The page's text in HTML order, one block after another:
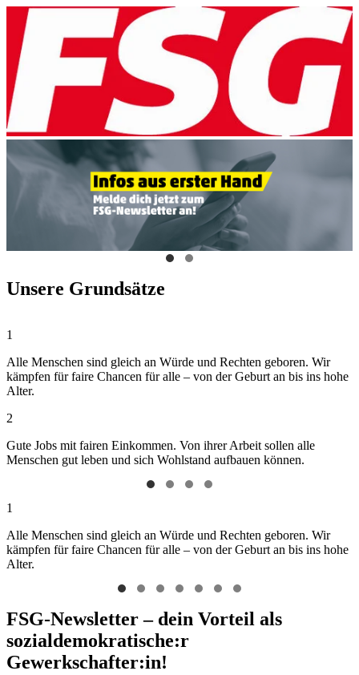
Unsere Grundsätze
1
Alle Menschen sind gleich an Würde und Rechten geboren. Wir
kämpfen für faire Chancen für alle – von der Geburt an bis ins hohe
Alter.
2
Gute Jobs mit fairen Einkommen. Von ihrer Arbeit sollen alle
Menschen gut leben und sich Wohlstand aufbauen können.
1
Alle Menschen sind gleich an Würde und Rechten geboren. Wir
kämpfen für faire Chancen für alle – von der Geburt an bis ins hohe
Alter.
FSG-Newsletter – dein Vorteil als
sozialdemokratische:r
Gewerkschafter:in!